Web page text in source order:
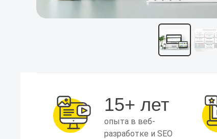
15+ лет
опыта в веб-
разработке и SEO